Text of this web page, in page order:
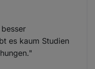
es kaum Studien